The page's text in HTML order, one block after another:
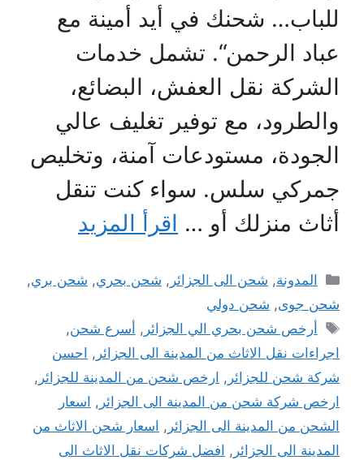
للباب… شحنك في أيد أمينة مع
عباد الرحمن“. تشمل خدمات
الشركة نقل العفش، البضائع،
والطرود، مع توفير تغليف عالي
الجودة، مستودعات آمنة، وتخليص
جمركي سلس. سواء كنت تنقل
أثاث منزلك أو … اقرأ المزيد
التصنيفات
المدونة, شحن الى الجزائر , شحن بحري, شحن بري,
شحن جوى, شحن دولي
الوسوم
أرخص شحن بحري الي الجزائر , أسرع شحن,
اجراءات نقل الاثاث من المدينة الى الجزائر , احسن
شركة شحن للجزائر , ارخص شحن من المدينة للجزائر ,
ارخص شركة شحن من المدينة الى الجزائر , اسعار
الشحن من المدينة الى الجزائر , اسعار شحن الاثاث من
المدينة الى الجزائر , افضل شركات نقل الاثاث الى